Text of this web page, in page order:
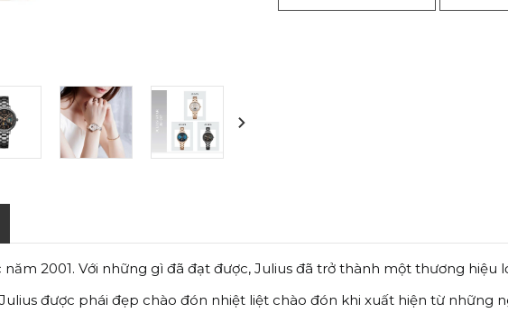
2001. Với những gì đã đạt được, Julius đã trở thành một thương hiệu
được phái đẹp chào đón nhiệt liệt chào đón khi xuất hiện từ những